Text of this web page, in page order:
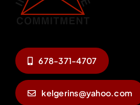
678-371-4707
kelgerins@yahoo.com